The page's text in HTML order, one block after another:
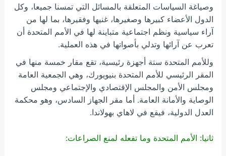
وصياغة السياسات المتعلقة بالمسائل التي تمسنا جميعا، وكل
الدول الأعضاء كبيرها وصغيرها، غنيها وفقيرها، بما لها من
آراء سياسية ونظم اجتماعية متباينة لها في الأمم المتحدة أن
تعرب عن آرائها وتدلي بأصواتها في هذه العملية.
وللأمم المتحدة ستة أجهزة رئيسية، تقع مقار خمسة منها في
المقر الرئيسي للأمم المتحدة بنيويورك، وهي الجمعية العامة
ومجلس الأمن والمجلس الإقتصادي والإجتماعي ومجلس
الوصاية والأمانة العامة. أما مقر الجهاز السادس، وهو محكمة
العدل الدولية، فيقع في لاهاي بهولاندا.
ثانيا: الأمم المتحدة وما تفعله لمنع الصراعات: